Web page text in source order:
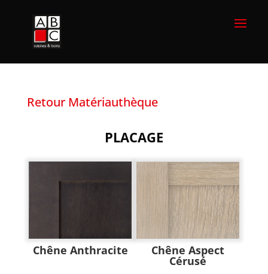
Retour Matériauthèque
PLACAGE
Chêne Anthracite Chêne Aspect
Cérusé